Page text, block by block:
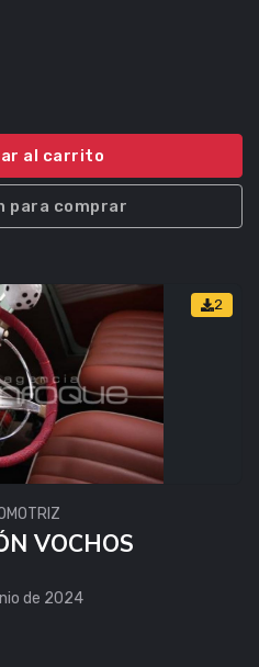
al carrito
para comprar
2
VOCHOS
de 2024